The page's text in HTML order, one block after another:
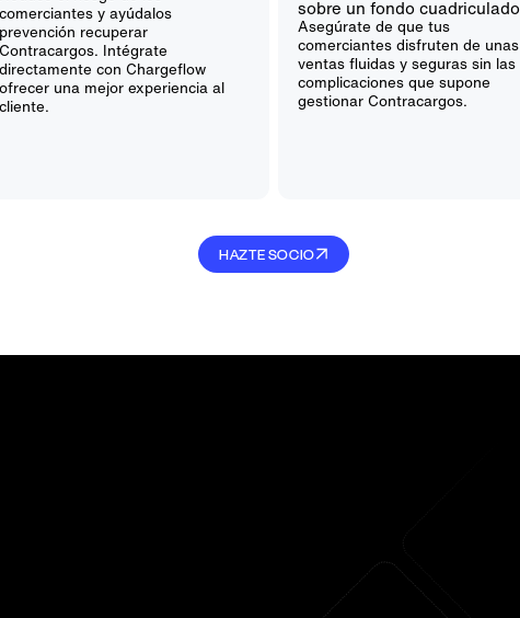
comerciantes y ayúdalos
prevención recuperar
Contracargos. Intégrate
directamente con Chargeflow
ofrecer una mejor experiencia al
cliente.
Asegúrate de que tus
comerciantes disfruten de unas
ventas fluidas y seguras sin las
complicaciones que supone
gestionar Contracargos.
HAZTE SOCIO